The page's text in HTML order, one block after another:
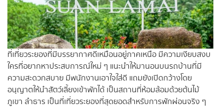
ที่เที่ยวระยองที่มีบรรยากาศดีเหมือนอยู่ภาคเหนือ มีความเงียบสงบ
ใครที่อยากหาประสบการณ์ใหม่ ๆ แนะนำให้มานอนบนรถบ้านที่มี
ความสะดวกสบาย มีพนักงานเอาใจใส่ดี แถมยังเปิดกว้างโดย
อนุญาตให้นำสัตว์เลี้ยงเข้าพักได้ เป็นสถานที่ห้อมล้อมด้วยต้นไม้
ภูเขา ลำธาร เป็นที่เที่ยวระยองที่สุดยอดสำหรับการพักผ่อนจริง ๆ